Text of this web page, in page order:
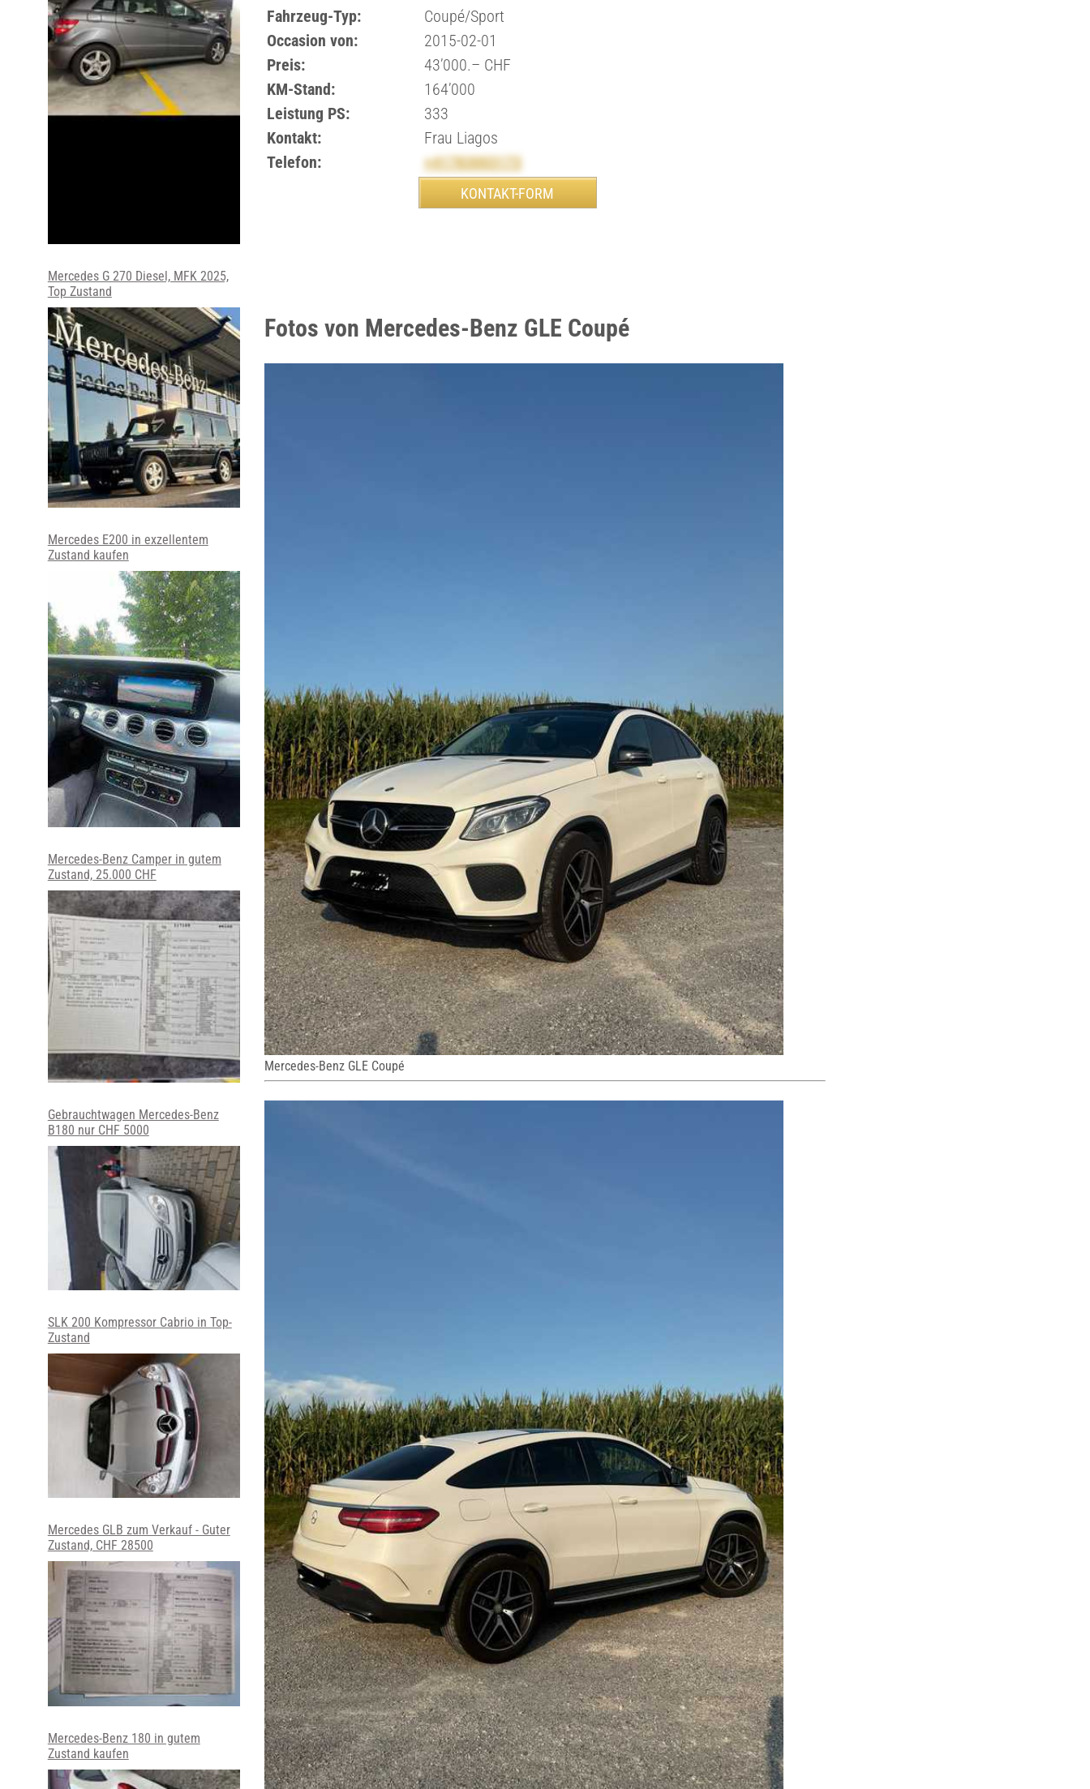
Fahrzeug-Typ:
Coupé/Sport
Occasion von:
2015-02-01
Preis:
43’000.– CHF
KM-Stand:
164’000
Leistung PS:
333
Kontakt:
Frau Liagos
Telefon:
+41783003173
Fotos von Mercedes-Benz GLE Coupé
Mercedes-Benz GLE Coupé
Mercedes G 270 Diesel, MFK 2025,
Top Zustand
Mercedes E200 in exzellentem
Zustand kaufen
Mercedes-Benz Camper in gutem
Zustand, 25.000 CHF
Gebrauchtwagen Mercedes-Benz
B180 nur CHF 5000
SLK 200 Kompressor Cabrio in Top-
Zustand
Mercedes GLB zum Verkauf - Guter
Zustand, CHF 28500
Mercedes-Benz 180 in gutem
Zustand kaufen